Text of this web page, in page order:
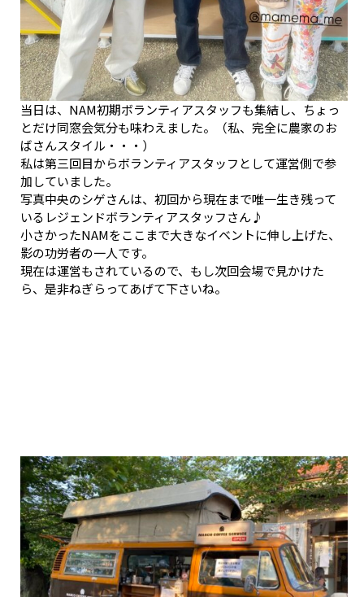
当日は、NAM初期ボランティアスタッフも集結し、ちょっ
とだけ同窓会気分も味わえました。（私、完全に農家のお
ばさんスタイル・・・）
私は第三回目からボランティアスタッフとして運営側で参
加していました。
写真中央のシゲさんは、初回から現在まで唯一生き残って
いるレジェンドボランティアスタッフさん♪
小さかったNAMをここまで大きなイベントに伸し上げた、
影の功労者の一人です。
現在は運営もされているので、もし次回会場で見かけた
ら、是非ねぎらってあげて下さいね。